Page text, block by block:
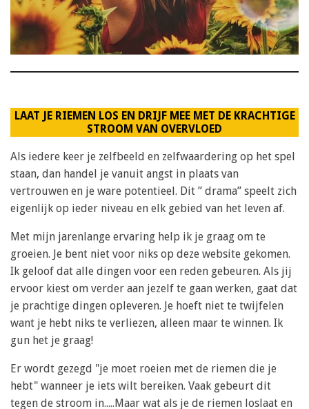
LAAT JE RIEMEN LOS EN DRIJF MEE MET DE KRACHTIGE
STROOM VAN OVERVLOED
Als iedere keer je zelfbeeld en zelfwaardering op het spel
staan, dan handel je vanuit angst in plaats van
vertrouwen en je ware potentieel. Dit ” drama” speelt zich
eigenlijk op ieder niveau en elk gebied van het leven af.
Met mijn jarenlange ervaring help ik je graag om te
groeien. Je bent niet voor niks op deze website gekomen.
Ik geloof dat alle dingen voor een reden gebeuren. Als jij
ervoor kiest om verder aan jezelf te gaan werken, gaat dat
je prachtige dingen opleveren. Je hoeft niet te twijfelen
want je hebt niks te verliezen, alleen maar te winnen. Ik
gun het je graag!
Er wordt gezegd "je moet roeien met de riemen die je
hebt" wanneer je iets wilt bereiken. Vaak gebeurt dit
tegen de stroom in.....Maar wat als je de riemen loslaat en